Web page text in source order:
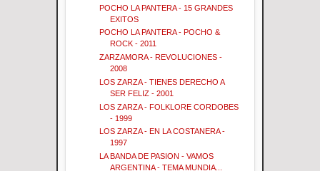
POCHO LA PANTERA - 15 GRANDES
EXITOS
POCHO LA PANTERA - POCHO &
ROCK - 2011
ZARZAMORA - REVOLUCIONES -
2008
LOS ZARZA - TIENES DERECHO A
SER FELIZ - 2001
LOS ZARZA - FOLKLORE CORDOBES
- 1999
LOS ZARZA - EN LA COSTANERA -
1997
LA BANDA DE PASION - VAMOS
ARGENTINA - TEMA MUNDIA...